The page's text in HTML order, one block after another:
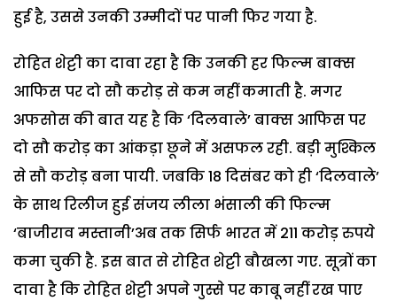
हुई है, उससे उनकी उम्मीदों पर पानी फिर गया है.
रोहित शेट्टी का दावा रहा है कि उनकी हर फिल्म बाक्स
आफिस पर दो सौ करोड़ से कम नहीं कमाती है. मगर
अफसोस की बात यह है कि ‘दिलवाले’ बाक्स आफिस पर
दो सौ करोड़ का आंकड़ा छूने में असफल रही. बड़ी मुश्किल
से सौ करोड़ बना पायी. जबकि 18 दिसंबर को ही ‘दिलवाले’
के साथ रिलीज हुई संजय लीला भंसाली की फिल्म
‘बाजीराव मस्तानी’अब तक सिर्फ भारत में 211 करोड़ रुपये
कमा चुकी है. इस बात से रोहित शेट्टी बौखला गए. सूत्रों का
दावा है कि रोहित शेट्टी अपने गुस्से पर काबू नहीं रख पाए